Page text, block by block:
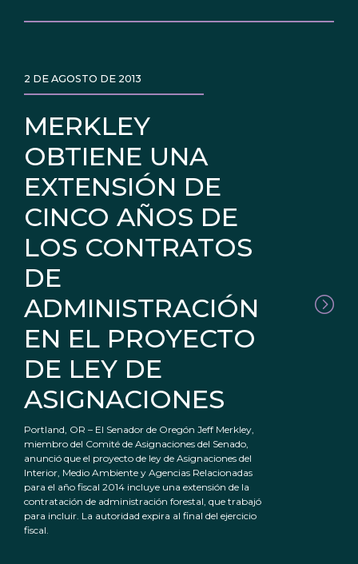
MERKLEY
OBTIENE UNA
EXTENSIÓN DE
CINCO AÑOS DE
LOS CONTRATOS
DE
ADMINISTRACIÓN
EN EL PROYECTO
DE LEY DE
ASIGNACIONES
2 DE AGOSTO DE 2013
Portland, OR – El Senador de Oregón Jeff Merkley,
miembro del Comité de Asignaciones del Senado,
anunció que el proyecto de ley de Asignaciones del
Interior, Medio Ambiente y Agencias Relacionadas
para el año fiscal 2014 incluye una extensión de la
contratación de administración forestal, que trabajó
para incluir. La autoridad expira al final del ejercicio
fiscal.